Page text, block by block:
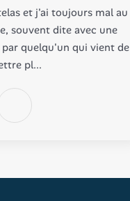
et j'ai toujours mal au
souvent dite avec une
quelqu'un qui vient de
pl...